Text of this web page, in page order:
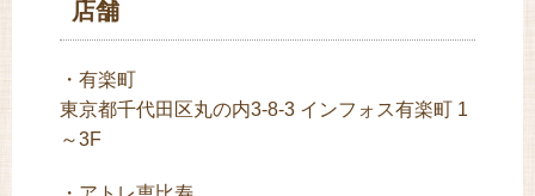
店舗
・有楽町
東京都千代田区丸の内3-8-3 インフォス有楽町 1
～3F